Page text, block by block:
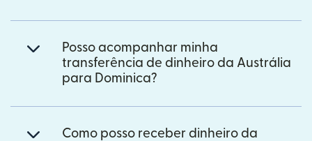
Posso acompanhar minha
transferência de dinheiro da Austrália
para Dominica?
Como posso receber dinheiro da